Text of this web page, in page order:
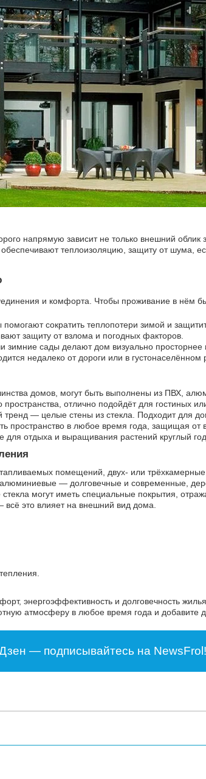
напрямую зависит не только внешний облик
теплоизоляцию, защиту от шума,
и комфорта. Чтобы проживание в нём
сократить теплопотери зимой и
защиту от взлома и погодных факторов.
сады делают дом визуально просторнее
недалеко от дороги или в густонаселённом
домов, могут быть выполнены из ПВХ,
отлично подойдёт для гостиных
— целые стены из стекла. Подходит для
пространство в любое время года, защищая от
отдыха и выращивания растений круглый год.
помещений, двух- или трёхкамерные
— долговечные и современные,
могут иметь специальные покрытия,
это влияет на внешний вид дома.
энергоэффективность и долговечность
атмосферу в любое время года и добавите
— подписывайтесь на NewsFrol!